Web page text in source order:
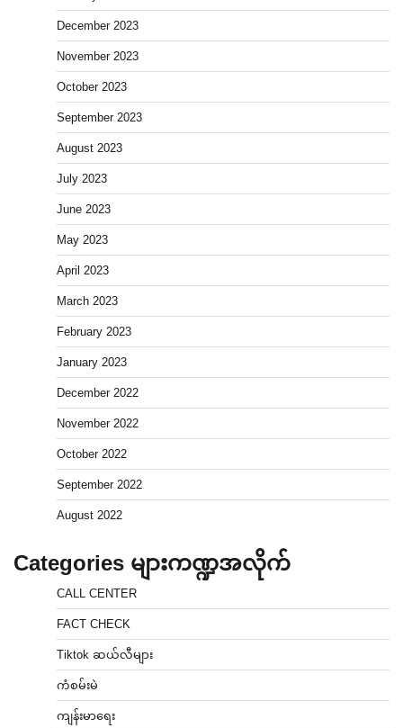
December 2023
November 2023
October 2023
September 2023
August 2023
July 2023
June 2023
May 2023
April 2023
March 2023
February 2023
January 2023
December 2022
November 2022
October 2022
September 2022
August 2022
Categories များကဏ္ဍအလိုက်
CALL CENTER
FACT CHECK
Tiktok ဆယ်လီများ
ကံစမ်းမဲ
ကျန်းမာရေး